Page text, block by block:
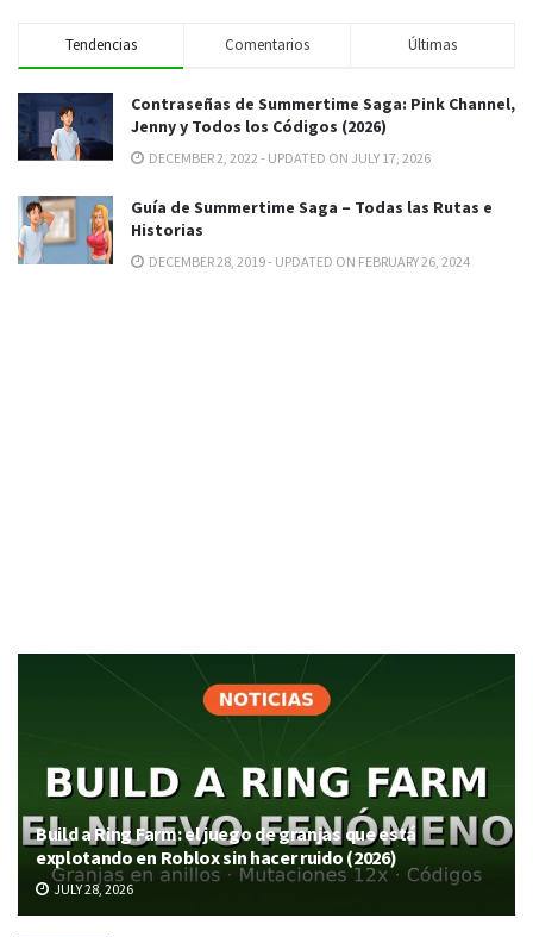
Tendencias Comentarios Últimas
Contraseñas de Summertime Saga: Pink Channel,
Jenny y Todos los Códigos (2026)
DECEMBER 2, 2022 - UPDATED ON JULY 17, 2026
Guía de Summertime Saga – Todas las Rutas e
Historias
DECEMBER 28, 2019 - UPDATED ON FEBRUARY 26, 2024
Build a Ring Farm: el juego de granjas que está
explotando en Roblox sin hacer ruido (2026)
JULY 28, 2026